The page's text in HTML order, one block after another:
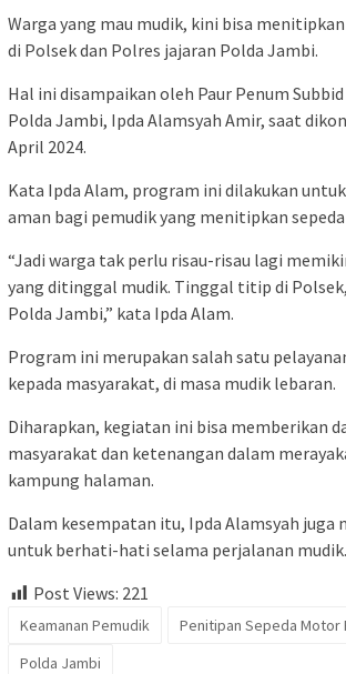
Warga yang mau mudik, kini bisa
di Polsek dan Polres jajaran Polda Jambi.
Hal ini disampaikan oleh Paur Penum
Polda Jambi, Ipda Alamsyah Amir, saat
April 2024.
Kata Ipda Alam, program ini dilakukan
aman bagi pemudik yang menitipkan
“Jadi warga tak perlu risau-risau lagi
yang ditinggal mudik. Tinggal titip di
Polda Jambi,” kata Ipda Alam.
Program ini merupakan salah satu
kepada masyarakat, di masa mudik lebaran.
Diharapkan, kegiatan ini bisa memberikan
masyarakat dan ketenangan dalam
kampung halaman.
Dalam kesempatan itu, Ipda Alamsyah juga
untuk berhati-hati selama perjalanan mudik.
Post Views: 221
Keamanan Pemudik
Penitipan Sepeda Motor
Polda Jambi